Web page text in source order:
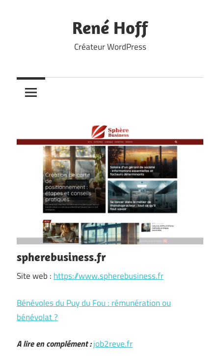
René Hoff
Créateur WordPress
spherebusiness.fr
Site web : https://www.spherebusiness.fr
Bénévoles du Puy du Fou : rémunération ou
bénévolat ?
A lire en complément :job2reve.fr